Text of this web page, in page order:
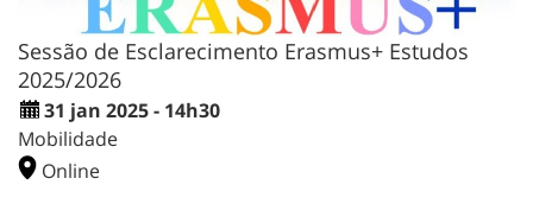
Sessão de Esclarecimento Erasmus+ Estudos
2025/2026
31 jan 2025 - 14h30
Mobilidade
Online